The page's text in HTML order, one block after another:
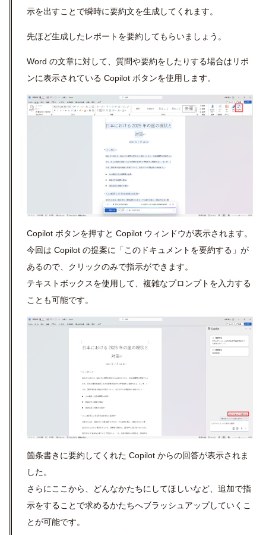
示を出すことで瞬時に要約文を生成してくれます。
先ほど生成したレポートを要約してもらいましょう。
Word の文章に対して、質問や要約をしたりする場合はリボ
ンに表示されている Copilot ボタンを使用します。
Copilot ボタンを押すと Copilot ウィンドウが表示されます。
今回は Copilot の提案に「このドキュメントを要約する」が
あるので、クリックのみで指示ができます。
テキストボックスを使用して、複雑なプロンプトを入力する
ことも可能です。
箇条書きに要約してくれた Copilot からの回答が表示されま
した。
さらにここから、どんなかたちにしてほしいなど、追加で指
示をすることで求めるかたちへブラッシュアップしていくこ
とが可能です。